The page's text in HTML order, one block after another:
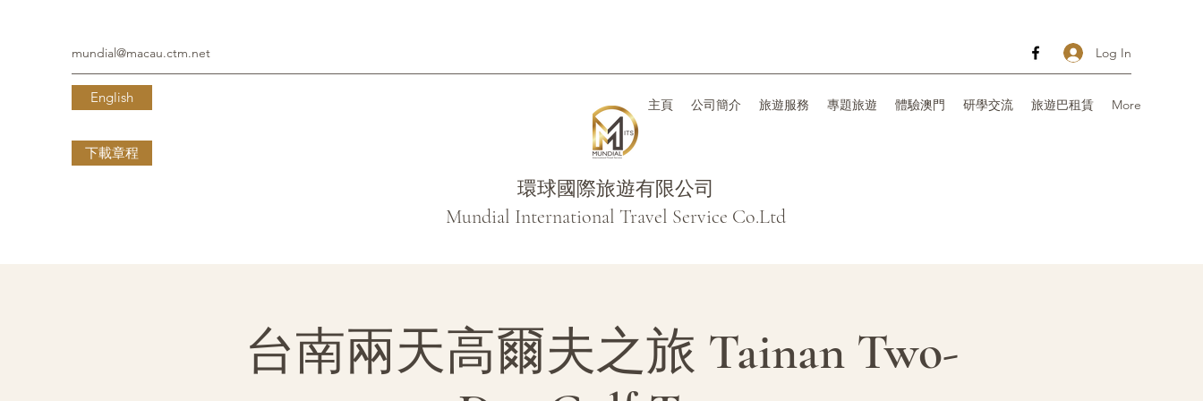
mundial@macau.ctm.net Log In
English
下載章程
主頁 公司簡介 旅遊服務 專題旅遊 體驗澳門 研學交流 旅遊巴租賃 More
環球國際旅遊有限公司
Mundial International Travel Service Co.Ltd
台南兩天高爾夫之旅 Tainan Two-